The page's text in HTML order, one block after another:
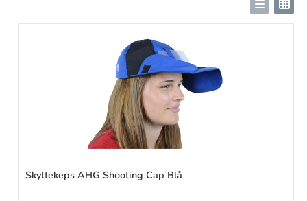
Skyttekeps AHG Shooting Cap Blå